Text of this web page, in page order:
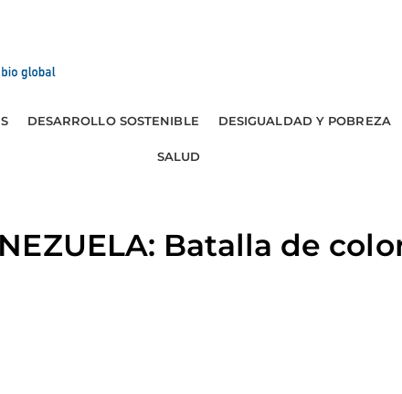
DESARROLLO SOSTENIBLE DESIGUALDAD Y POBREZA
SALUD
Batalla de